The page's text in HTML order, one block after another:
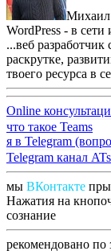
Михаил
WordPress - в
...веб разработчик
раскрутке,
твоего ресурса в
Online
что такое Teams
я в Telegram
Telegram канал
мы ВКонтакте
Нажатия на
сознание
рекомендовано по